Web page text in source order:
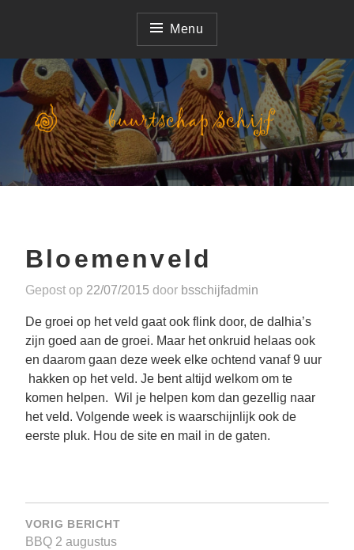
springen
Menu
Buurtschap Schijf
deelnemer Corso Zundert
Bloemenveld
Gepost op 22/07/2015 door bsschijfadmin
De groei op het veld gaat ook flink door, de dalhia’s
zijn goed aan de groei. Maar het onkruid helaas ook
en daarom gaan deze week elke ochtend vanaf 9 uur
hakken op het veld. Je bent altijd welkom om te
komen helpen. Wil je helpen kom dan gezellig naar
het veld. Volgende week is waarschijnlijk ook de
eerste pluk. Hou de site en mail in de gaten.
Bericht
navigatie
VORIG BERICHT
BBQ 2 augustus